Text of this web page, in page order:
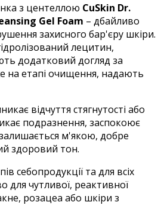
з центеллою CuSkin Dr.
Gel Foam – дбайливо
захисного бар'єру шкіри.
лецитин,
додатковий догляд за
на етапі очищення, надають
відчуття стягнутості або
подразнення, заспокоює
м'якою, добре
здоровий тон.
себопродукції та для всіх
для чутливої, реактивної
розацеа або шкіри з